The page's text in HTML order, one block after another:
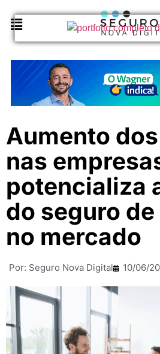
Aumento
nas
potencializa
do seguro
no mercado
Por: Seguro Nova Digital 10/06/